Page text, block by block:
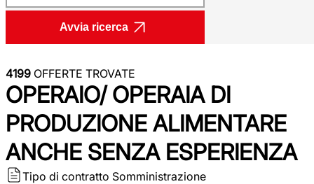
Avvia ricerca
4199 OFFERTE TROVATE
OPERAIO/ OPERAIA DI
PRODUZIONE ALIMENTARE
ANCHE SENZA ESPERIENZA
Tipo di contratto Somministrazione